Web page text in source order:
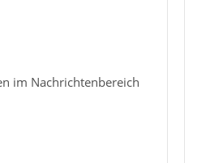
im Nachrichtenbereich